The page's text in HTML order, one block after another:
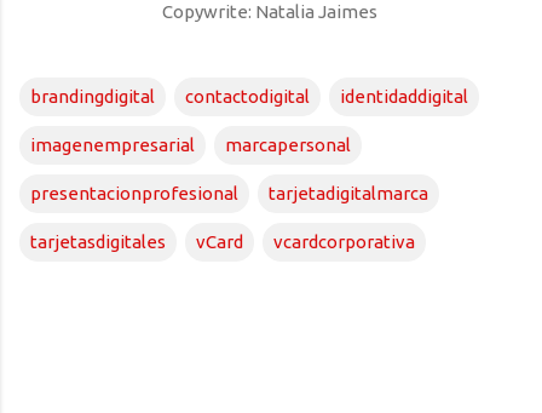
Copywrite: Natalia Jaimes
brandingdigital contactodigital identidaddigital
imagenempresarial marcapersonal
presentacionprofesional tarjetadigitalmarca
tarjetasdigitales vCard vcardcorporativa